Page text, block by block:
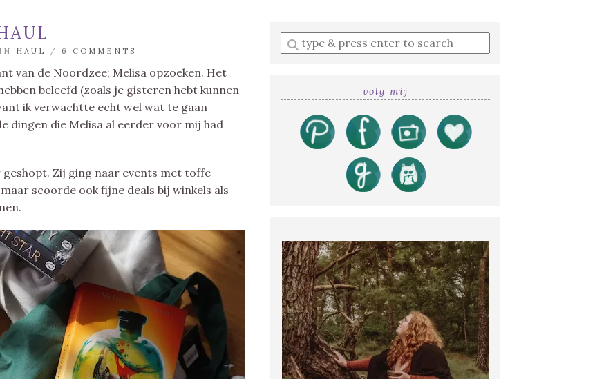
IN HAUL / 6 COMMENTS
van de Noordzee; Melisa opzoeken. Het
beleefd (zoals je gisteren hebt kunnen
ik verwachtte echt wel wat te gaan
dingen die Melisa al eerder voor mij had
Zij ging naar events met toffe
scoorde ook fijne deals bij winkels als
Enter
a
volg mij